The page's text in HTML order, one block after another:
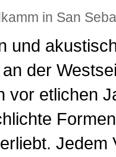
in San
und
an der
vor etlichen
Jedem